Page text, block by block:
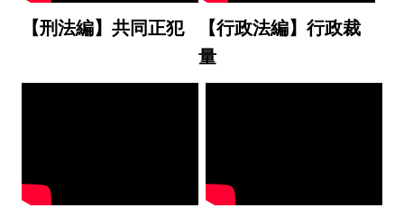
【刑法編】共同正犯
【行政法編】行政裁
量